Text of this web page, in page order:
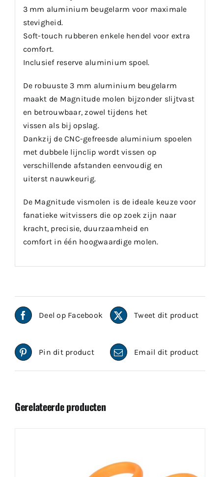
3 mm aluminium beugelarm voor maximale
stevigheid.
Soft-touch rubberen enkele hendel voor extra
comfort.
Inclusief reserve aluminium spoel.
De robuuste 3 mm aluminium beugelarm
maakt de Magnitude molen bijzonder slijtvast
en betrouwbaar, zowel tijdens het
vissen als bij opslag.
Dankzij de CNC-gefreesde aluminium spoelen
met dubbele lijnclip wordt vissen op
verschillende afstanden eenvoudig en
uiterst nauwkeurig.
De Magnitude vismolen is de ideale keuze voor
fanatieke witvissers die op zoek zijn naar
kracht, precisie, duurzaamheid en
comfort in één hoogwaardige molen.
Deel op Facebook Tweet dit product
Pin dit product Email dit product
Gerelateerde producten